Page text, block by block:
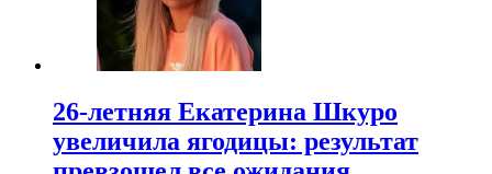
26-летняя Екатерина Шкуро
увеличила ягодицы: результат